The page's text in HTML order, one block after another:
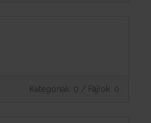
Kategóriák: 0 / Fájlok: 0